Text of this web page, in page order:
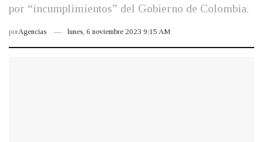
por “incumplimientos” del Gobierno de Colombia.
porAgencias lunes, 6 noviembre 2023 9:15 AM